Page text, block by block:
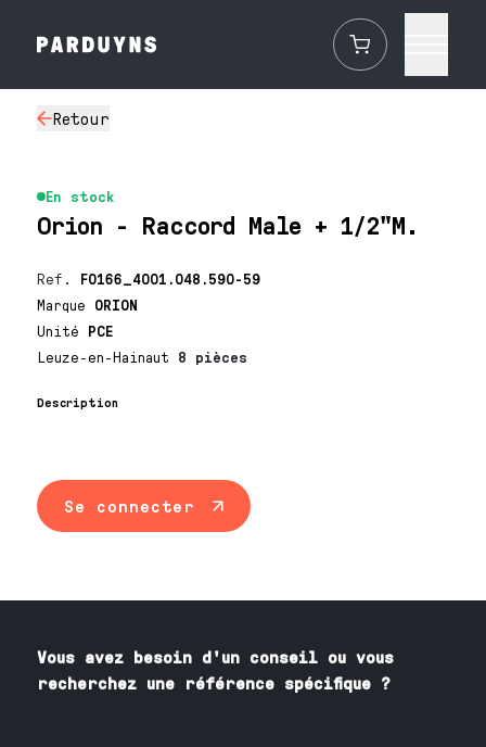
Retour
En stock
Orion - Raccord Male + 1/2"M.
Ref. F0166_4001.048.590-59
Marque ORION
Unité PCE
Leuze-en-Hainaut 8 pièces
Description
Se connecter
Vous avez besoin d'un conseil ou vous
recherchez une référence spécifique ?